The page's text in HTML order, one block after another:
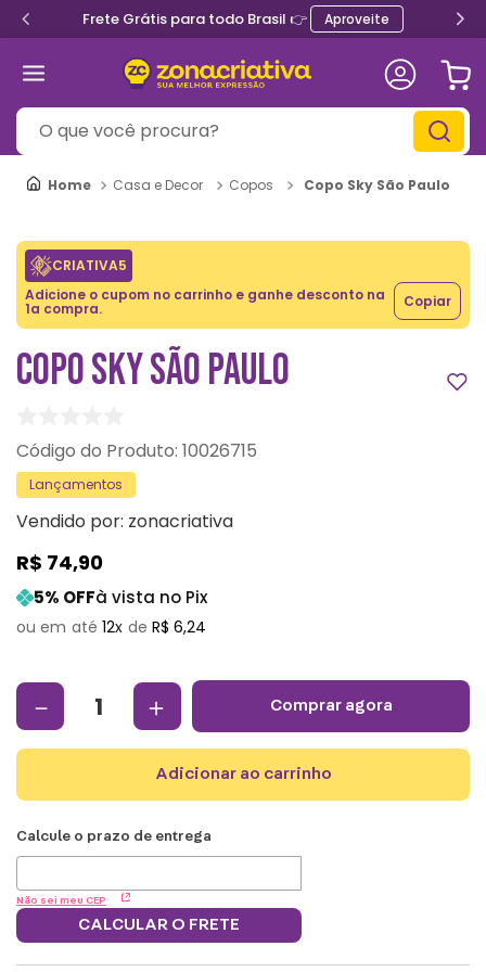
Frete Grátis para todo Brasil 👉 Aproveite
O que você procura?
Casa e Decor Copos Copo Sky São Paulo
CRIATIVA5
Adicione o cupom no carrinho e ganhe desconto na
1a compra. Copiar
COPO SKY SÃO PAULO
: 10026715
Lançamentos
Vendido por: zonacriativa
R$ 74,90
5% OFFà vista no Pix
12 R$ 6,24
＋
－ comprar agora
adicionar ao carrinho
Não sei meu CEP
CALCULAR O FRETE